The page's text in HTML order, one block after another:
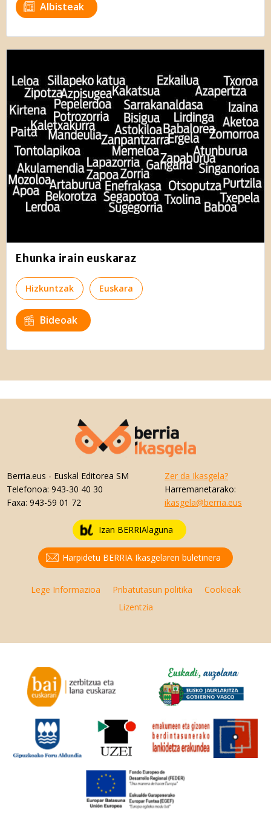
baliatzen gara. Ohar hau onartuz gero, teknologia hori
Albisteak
Ehunka irain euskaraz
Hizkuntzak Euskara
Bideoak
Berria.eus - Euskal Editorea SM
Telefonoa: 943-30 40 30
Faxa: 943-59 01 72
Zer da Ikasgela?
Harremanetarako:
ikasgela@berria.eus
Izan BERRIAlaguna
Harpidetu BERRIA Ikasgelaren buletinera
Lege Informazioa Pribatutasun politika
Cookieak
Lizentzia